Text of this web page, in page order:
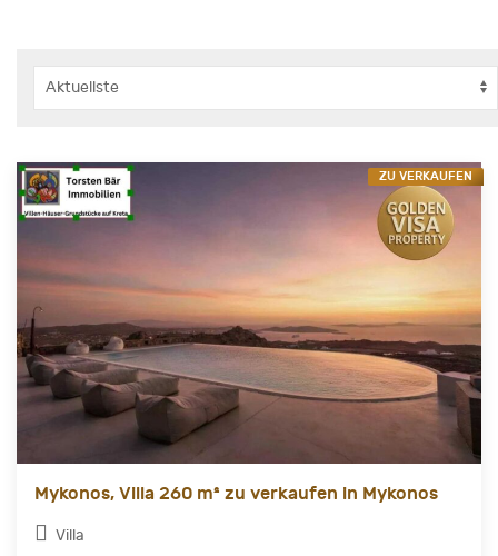
Mykonos, Villa 260 m² zu verkaufen in Mykonos
Villa
ZU VERKAUFEN